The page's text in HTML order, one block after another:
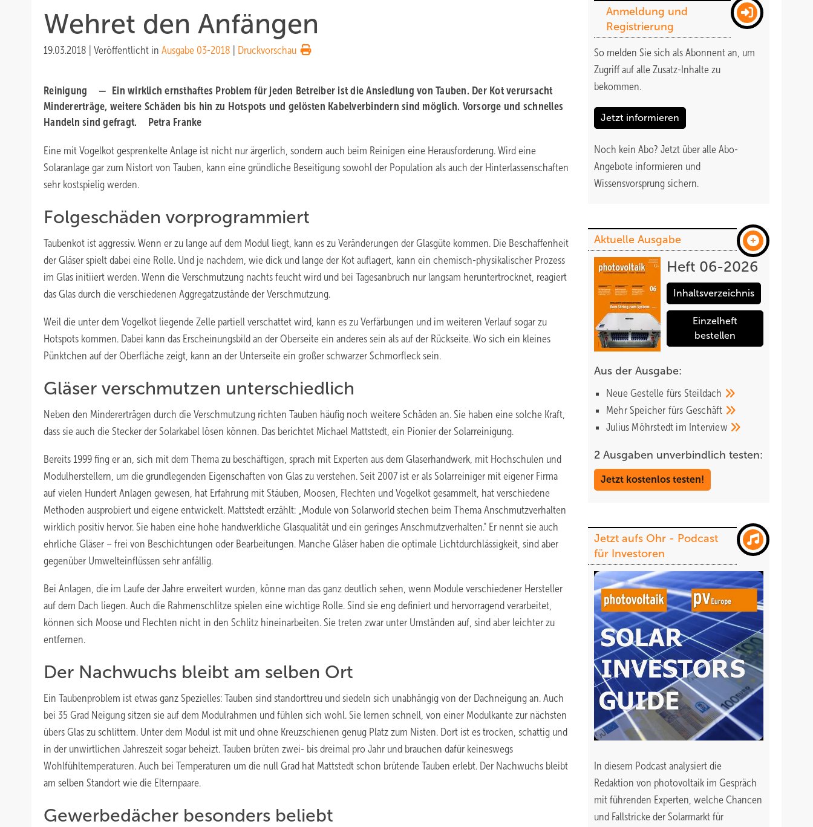
Wehret den Anfängen
19.03.2018 Veröffentlicht in Ausgabe 03-2018 Druckvorschau
Reinigung —
Ein wirklich ernsthaftes Problem für jeden Betreiber ist die Ansiedlung von Tauben. Der Kot verursacht
Mindererträge, weitere Schäden bis hin zu Hotspots und gelösten Kabelverbindern sind möglich. Vorsorge und schnelles
Handeln sind gefragt. Petra Franke
Eine mit Vogelkot gesprenkelte Anlage ist nicht nur ärgerlich, sondern auch beim Reinigen eine Herausforderung. Wird eine
Solaranlage gar zum Nistort von Tauben, kann eine gründliche Beseitigung sowohl der Population als auch der Hinterlassenschaften
sehr kostspielig werden.
Folgeschäden vorprogrammiert
Taubenkot ist aggressiv. Wenn er zu lange auf dem Modul liegt, kann es zu Veränderungen der Glasgüte kommen. Die Beschaffenheit
der Gläser spielt dabei eine Rolle. Und je nachdem, wie dick und lange der Kot auflagert, kann ein chemisch-physikalischer Prozess
im Glas initiiert werden. Wenn die Verschmutzung nachts feucht wird und bei Tagesanbruch nur langsam heruntertrocknet, reagiert
das Glas durch die verschiedenen Aggregatzustände der Verschmutzung.
Weil die unter dem Vogelkot liegende Zelle partiell verschattet wird, kann es zu Verfärbungen und im weiteren Verlauf sogar zu
Hotspots kommen. Dabei kann das Erscheinungsbild an der Oberseite ein anderes sein als auf der Rückseite. Wo sich ein kleines
Pünktchen auf der Oberfläche zeigt, kann an der Unterseite ein großer schwarzer Schmorfleck sein.
Gläser verschmutzen unterschiedlich
Neben den Mindererträgen durch die Verschmutzung richten Tauben häufig noch weitere Schäden an. Sie haben eine solche Kraft,
dass sie auch die Stecker der Solarkabel lösen können. Das berichtet Michael Mattstedt, ein Pionier der Solarreinigung.
Bereits 1999 fing er an, sich mit dem Thema zu beschäftigen, sprach mit Experten aus dem Glaserhandwerk, mit Hochschulen und
Modulherstellern, um die grundlegenden Eigenschaften von Glas zu verstehen. Seit 2007 ist er als Solarreiniger mit eigener Firma
auf vielen Hundert Anlagen gewesen, hat Erfahrung mit Stäuben, Moosen, Flechten und Vogelkot gesammelt, hat verschiedene
Methoden ausprobiert und eigene entwickelt. Mattstedt erzählt: „Module von Solarworld stechen beim Thema Anschmutzverhalten
wirklich positiv hervor. Sie haben eine hohe handwerkliche Glasqualität und ein geringes Anschmutzverhalten.“ Er nennt sie auch
ehrliche Gläser – frei von Beschichtungen oder Bearbeitungen. Manche Gläser haben die optimale Lichtdurchlässigkeit, sind aber
gegenüber Umwelteinflüssen sehr anfällig.
Bei Anlagen, die im Laufe der Jahre erweitert wurden, könne man das ganz deutlich sehen, wenn Module verschiedener Hersteller
auf dem Dach liegen. Auch die Rahmenschlitze spielen eine wichtige Rolle. Sind sie eng definiert und hervorragend verarbeitet,
können sich Moose und Flechten nicht in den Schlitz hineinarbeiten. Sie treten zwar unter Umständen auf, sind aber leichter zu
entfernen.
Der Nachwuchs bleibt am selben Ort
Ein Taubenproblem ist etwas ganz Spezielles: Tauben sind standorttreu und siedeln sich unabhängig von der Dachneigung an. Auch
bei 35 Grad Neigung sitzen sie auf dem Modulrahmen und fühlen sich wohl. Sie lernen schnell, von einer Modulkante zur nächsten
übers Glas zu schlittern. Unter dem Modul ist mit und ohne Kreuzschienen genug Platz zum Nisten. Dort ist es trocken, schattig und
in der unwirtlichen Jahreszeit sogar beheizt. Tauben brüten zwei- bis dreimal pro Jahr und brauchen dafür keineswegs
Wohlfühltemperaturen. Auch bei Temperaturen um die null Grad hat Mattstedt schon brütende Tauben erlebt. Der Nachwuchs bleibt
am selben Standort wie die Elternpaare.
Gewerbedächer besonders beliebt
Anmeldung und
Registrierung
So melden Sie sich als Abonnent an, um
Zugriff auf alle Zusatz-Inhalte zu
bekommen.
Jetzt informieren
Noch kein Abo? Jetzt über alle Abo-
Angebote informieren und
Wissensvorsprung sichern.
Aktuelle Ausgabe
Heft 06-2026
Inhaltsverzeichnis
Einzelheft
bestellen
Aus der Ausgabe:
Neue Gestelle fürs Steildach
Mehr Speicher fürs Geschäft
Julius Möhrstedt im Interview
2 Ausgaben unverbindlich testen:
Jetzt kostenlos testen!
Jetzt aufs Ohr - Podcast
für Investoren
In diesem Podcast analysiert die
Redaktion von photovoltaik im Gespräch
mit führenden Experten, welche Chancen
und Fallstricke der Solarmarkt für